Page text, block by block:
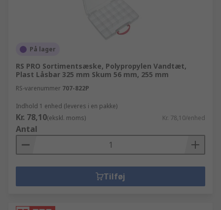
På lager
RS PRO Sortimentsæske, Polypropylen Vandtæt,
Plast Låsbar 325 mm Skum 56 mm, 255 mm
RS-varenummer 707-822P
Indhold 1 enhed (leveres i en pakke)
Kr. 78,10(ekskl. moms) Kr. 78,10/enhed
Antal
Tilføj